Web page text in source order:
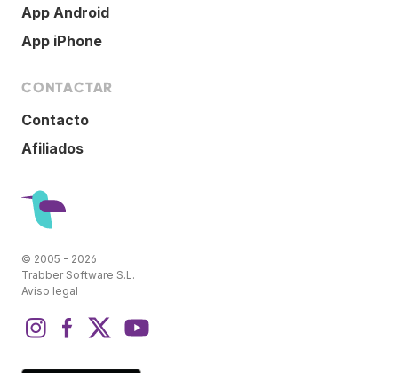
App Android
App iPhone
CONTACTAR
Contacto
Afiliados
© 2005 - 2026
Trabber Software S.L.
Aviso legal